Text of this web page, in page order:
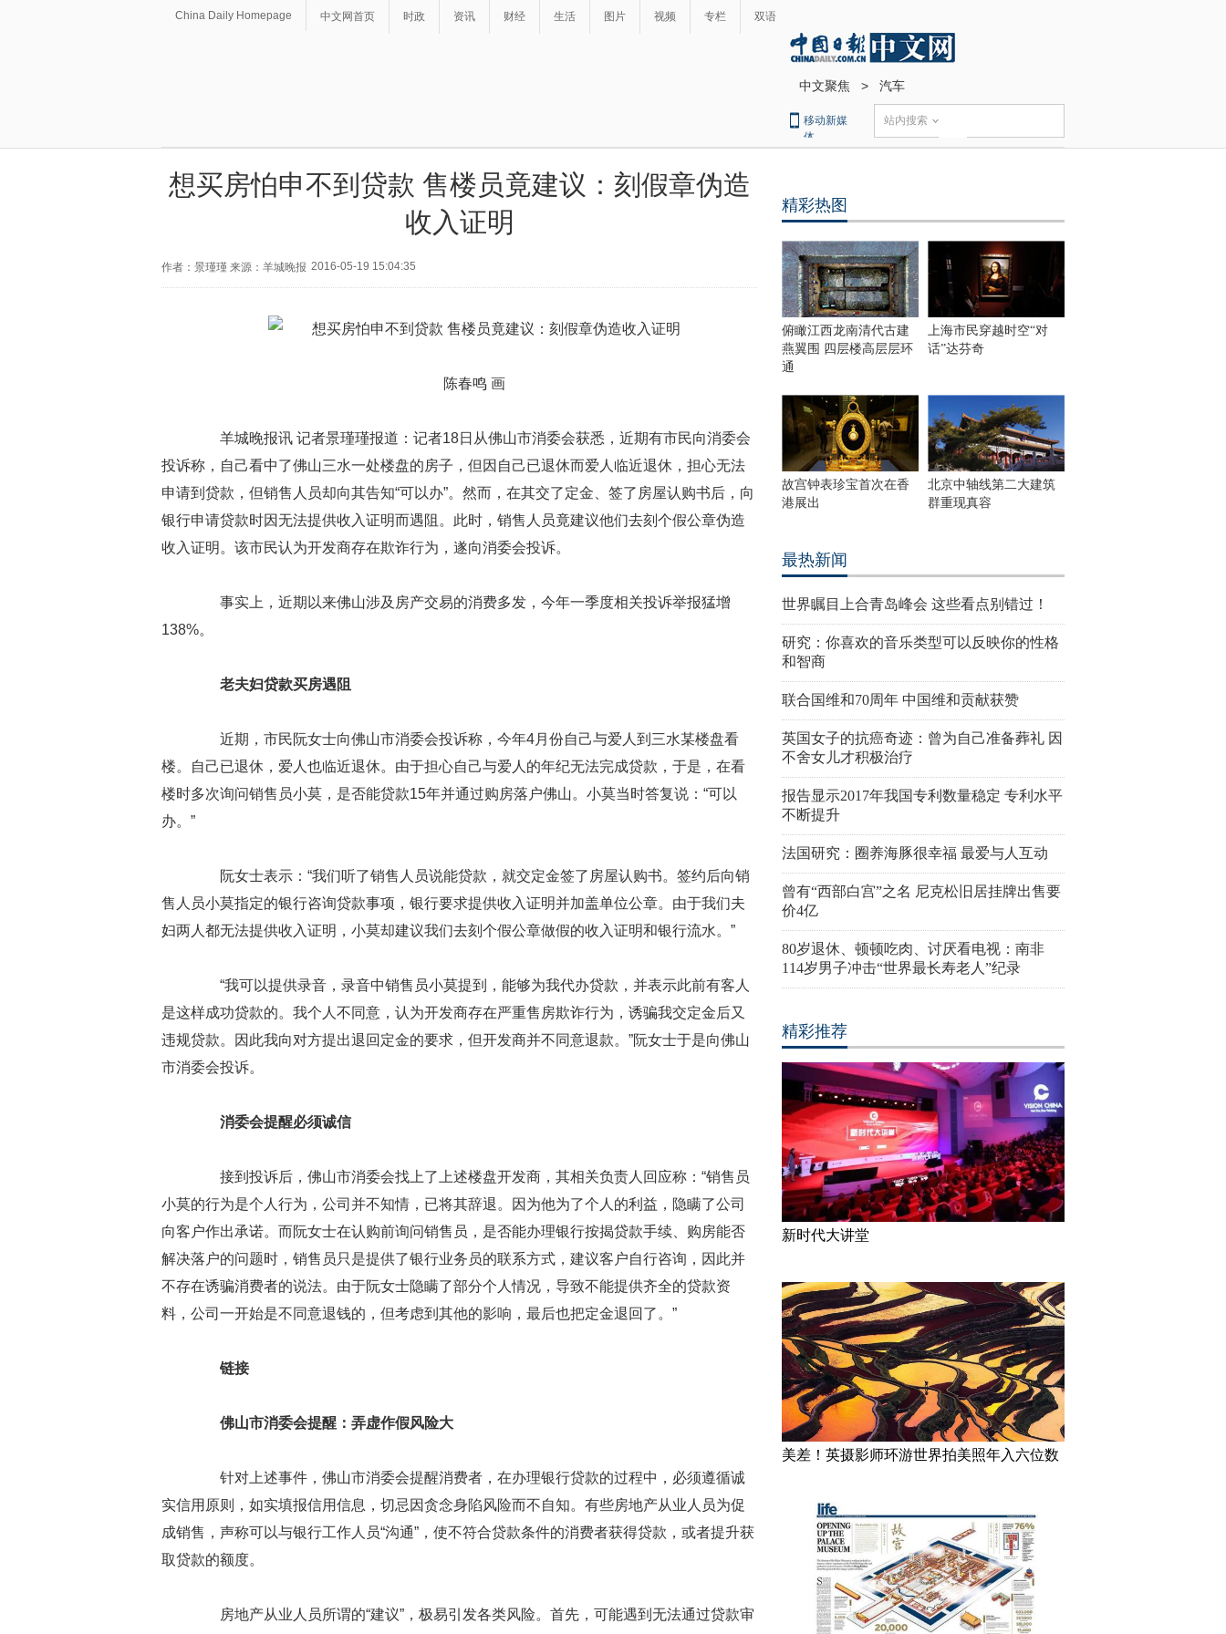
China Daily Homepage 中文网首页 时政 资讯 财经 生活 图片 视频 专栏 双语
中文聚焦 > 汽车
移动新媒
体
站内搜索
想买房怕申不到贷款 售楼员竟建议：刻假章伪造
收入证明
作者：景瑾瑾 来源：羊城晚报 2016-05-19 15:04:35
陈春鸣 画
羊城晚报讯 记者景瑾瑾报道：记者18日从佛山市消委会获悉，近期有市民向消委会
投诉称，自己看中了佛山三水一处楼盘的房子，但因自己已退休而爱人临近退休，担心无法
申请到贷款，但销售人员却向其告知“可以办”。然而，在其交了定金、签了房屋认购书后，向
银行申请贷款时因无法提供收入证明而遇阻。此时，销售人员竟建议他们去刻个假公章伪造
收入证明。该市民认为开发商存在欺诈行为，遂向消委会投诉。
事实上，近期以来佛山涉及房产交易的消费多发，今年一季度相关投诉举报猛增
138%。
老夫妇贷款买房遇阻
近期，市民阮女士向佛山市消委会投诉称，今年4月份自己与爱人到三水某楼盘看
楼。自己已退休，爱人也临近退休。由于担心自己与爱人的年纪无法完成贷款，于是，在看
楼时多次询问销售员小莫，是否能贷款15年并通过购房落户佛山。小莫当时答复说：“可以
办。”
阮女士表示：“我们听了销售人员说能贷款，就交定金签了房屋认购书。签约后向销
售人员小莫指定的银行咨询贷款事项，银行要求提供收入证明并加盖单位公章。由于我们夫
妇两人都无法提供收入证明，小莫却建议我们去刻个假公章做假的收入证明和银行流水。”
“我可以提供录音，录音中销售员小莫提到，能够为我代办贷款，并表示此前有客人
是这样成功贷款的。我个人不同意，认为开发商存在严重售房欺诈行为，诱骗我交定金后又
违规贷款。因此我向对方提出退回定金的要求，但开发商并不同意退款。”阮女士于是向佛山
市消委会投诉。
消委会提醒必须诚信
接到投诉后，佛山市消委会找上了上述楼盘开发商，其相关负责人回应称：“销售员
小莫的行为是个人行为，公司并不知情，已将其辞退。因为他为了个人的利益，隐瞒了公司
向客户作出承诺。而阮女士在认购前询问销售员，是否能办理银行按揭贷款手续、购房能否
解决落户的问题时，销售员只是提供了银行业务员的联系方式，建议客户自行咨询，因此并
不存在诱骗消费者的说法。由于阮女士隐瞒了部分个人情况，导致不能提供齐全的贷款资
料，公司一开始是不同意退钱的，但考虑到其他的影响，最后也把定金退回了。”
链接
佛山市消委会提醒：弄虚作假风险大
针对上述事件，佛山市消委会提醒消费者，在办理银行贷款的过程中，必须遵循诚
实信用原则，如实填报信用信息，切忌因贪念身陷风险而不自知。有些房地产从业人员为促
成销售，声称可以与银行工作人员“沟通”，使不符合贷款条件的消费者获得贷款，或者提升获
取贷款的额度。
房地产从业人员所谓的“建议”，极易引发各类风险。首先，可能遇到无法通过贷款审
精彩热图
俯瞰江西龙南清代古建
燕翼围 四层楼高层层环
通
上海市民穿越时空“对
话”达芬奇
故宫钟表珍宝首次在香
港展出
北京中轴线第二大建筑
群重现真容
最热新闻
世界瞩目上合青岛峰会 这些看点别错过！
研究：你喜欢的音乐类型可以反映你的性格
和智商
联合国维和70周年 中国维和贡献获赞
英国女子的抗癌奇迹：曾为自己准备葬礼 因
不舍女儿才积极治疗
报告显示2017年我国专利数量稳定 专利水平
不断提升
法国研究：圈养海豚很幸福 最爱与人互动
曾有“西部白宫”之名 尼克松旧居挂牌出售要
价4亿
80岁退休、顿顿吃肉、讨厌看电视：南非
114岁男子冲击“世界最长寿老人”纪录
精彩推荐
新时代大讲堂
美差！英摄影师环游世界拍美照年入六位数